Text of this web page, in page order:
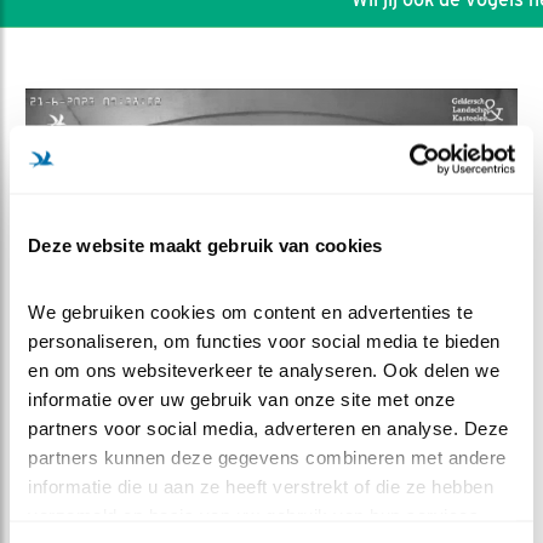
Deze website maakt gebruik van cookies
We gebruiken cookies om content en advertenties te
personaliseren, om functies voor social media te bieden
en om ons websiteverkeer te analyseren. Ook delen we
informatie over uw gebruik van onze site met onze
partners voor social media, adverteren en analyse. Deze
partners kunnen deze gegevens combineren met andere
informatie die u aan ze heeft verstrekt of die ze hebben
DEEL DIT FILMPJE
Seizoensoverzicht 2023